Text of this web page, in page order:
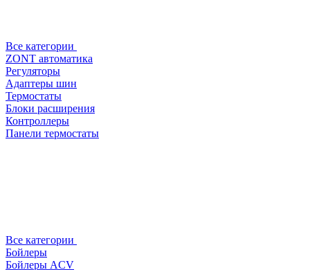
Все категории
ZONT автоматика
Регуляторы
Адаптеры шин
Термостаты
Блоки расширения
Контроллеры
Панели термостаты
Все категории
Бойлеры
Бойлеры ACV